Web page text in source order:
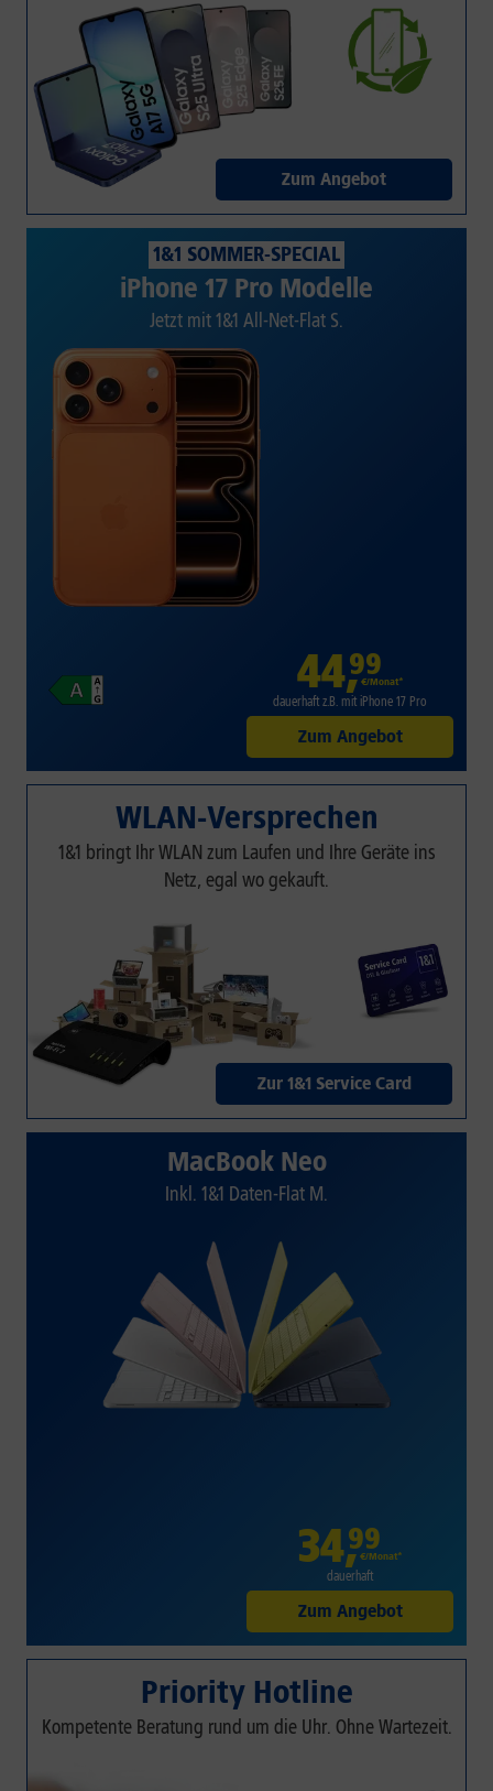
Zum Angebot
1&1 SOMMER-SPECIAL
iPhone 17 Pro Modelle
Jetzt mit 1&1 All-Net-Flat S.
44,99
€/Monat*
dauerhaft z.B. mit iPhone 17 Pro
Zum Angebot
WLAN-Versprechen
1&1 bringt Ihr WLAN zum Laufen und Ihre Geräte ins
Netz, egal wo gekauft.
Zur 1&1 Service Card
MacBook Neo
Inkl. 1&1 Daten-Flat M.
34,99
€/Monat*
dauerhaft
Zum Angebot
Priority Hotline
Kompetente Beratung rund um die Uhr. Ohne Wartezeit.